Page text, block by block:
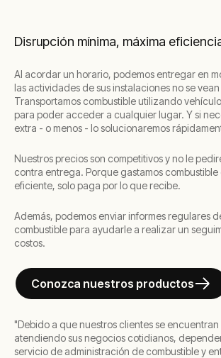
Disrupción mínima, máxima
Al acordar un horario, podemos entregar en
las actividades de sus instalaciones no se
Transportamos combustible utilizando
para poder acceder a cualquier lugar. Y si
extra - o menos - lo solucionaremos
Nuestros precios son competitivos y no le
contra entrega. Porque gastamos combustible
eficiente, solo paga por lo que recibe.
Además, podemos enviar informes regulares
combustible para ayudarle a realizar un
costos.
Conozca nuestros productos
"Debido a que nuestros clientes se
atendiendo sus negocios cotidianos,
servicio de administración de combustible y